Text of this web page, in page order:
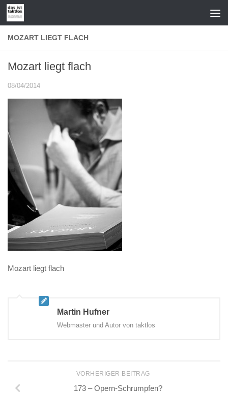
Zum Inhalt springen
MOZART LIEGT FLACH
Mozart liegt flach
08/04/2014
Mozart liegt flach
Martin Hufner
Webmaster und Autor von taktlos
VORHERIGER BEITRAG
173 – Opern-Schrumpfen?